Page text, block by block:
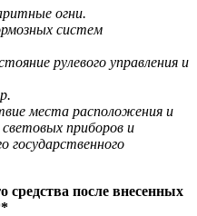
огни.
систем
рулевого управления и
места расположения и
приборов и
государственного
средства после внесенных